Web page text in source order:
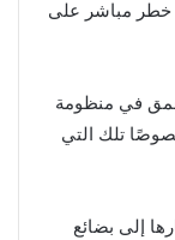
خطر مباشر على
في منظومة
تلك التي
إلى بضائع